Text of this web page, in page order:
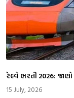
રેલ્વે ભરતી 2026:
15 July, 2026